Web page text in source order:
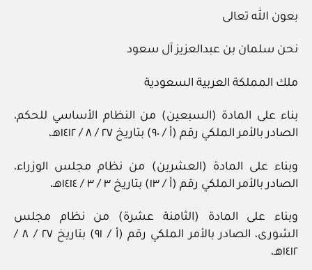
بعون الله تعالى
نحن سلمان بن عبدالعزيز آل سعود
ملك المملكة العربية السعودية
بناء على المادة (السبعين) من النظام الأساسي للحكم،
الصادر بالأمر الملكي رقم (أ / ٩٠) بتاريخ ٢٧ / ٨ / ١٤١٢هـ،
وبناء على المادة (العشرين) من نظام مجلس الوزراء،
الصادر بالأمر الملكي رقم (أ / ١٣) بتاريخ ٣ / ٣ / ١٤١٤هـ،
وبناء على المادة (الثامنة عشرة) من نظام مجلس
الشورى، الصادر بالأمر الملكي رقم (أ / ٩١) بتاريخ ٢٧ / ٨ /
١٤١٢هـ،